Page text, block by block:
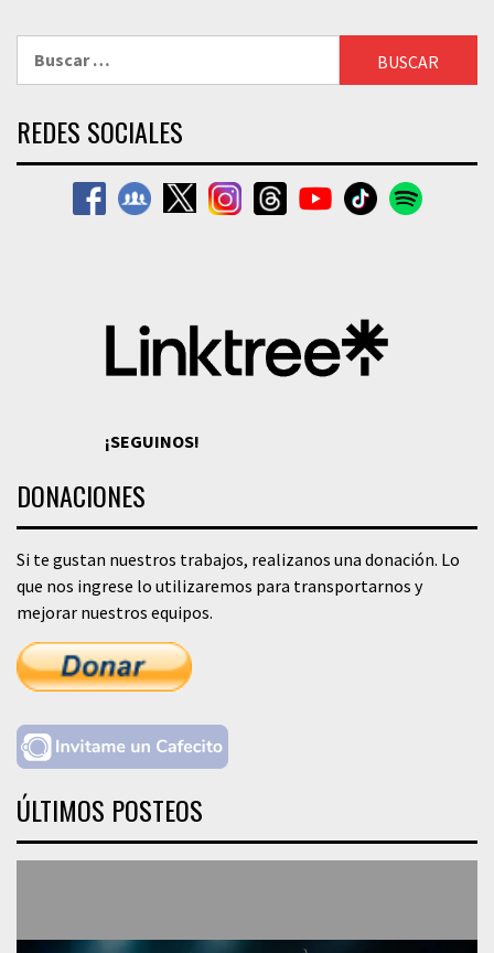
REDES SOCIALES
¡SEGUINOS!
DONACIONES
Si te gustan nuestros trabajos, realizanos una donación. Lo
que nos ingrese lo utilizaremos para transportarnos y
mejorar nuestros equipos.
ÚLTIMOS POSTEOS